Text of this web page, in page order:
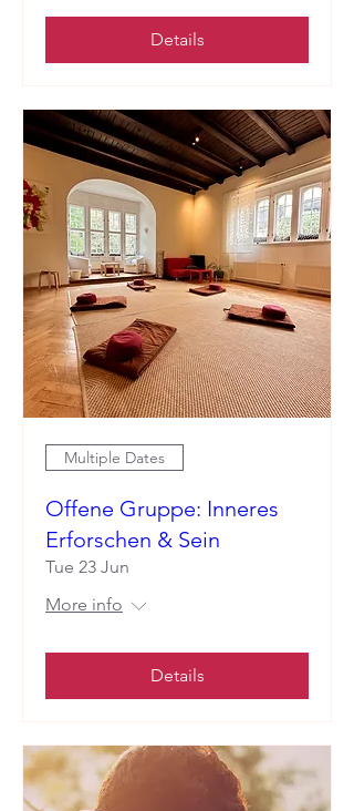
Details
Multiple Dates
Offene Gruppe: Inneres
Erforschen & Sein
Tue 23 Jun
More info
Details